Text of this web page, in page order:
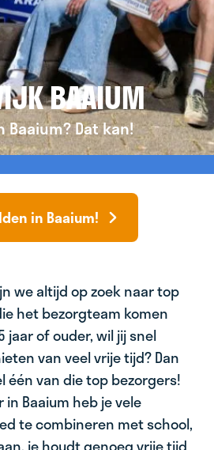
BAAIUM
Dat kan!
in Baaium!
we altijd op zoek naar top
het bezorgteam komen
jaar of ouder, wil jij snel
van veel vrije tijd? Dan
één van die top bezorgers!
Baaium heb je vele
te combineren met school,